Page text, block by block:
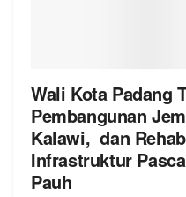
Wali Kota Padang
Pembangunan
Kalawi, dan
Infrastruktur
Pauh